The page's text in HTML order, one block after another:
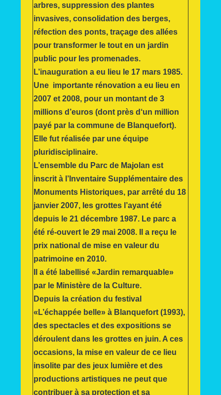
arbres, suppression des plantes
invasives, consolidation des berges,
réfection des ponts, traçage des allées
pour transformer le tout en un jardin
public pour les promenades.
L’inauguration a eu lieu le 17 mars 1985.
Une importante rénovation a eu lieu en
2007 et 2008, pour un montant de 3
millions d’euros (dont près d‘un million
payé par la commune de Blanquefort).
Elle fut réalisée par une équipe
pluridisciplinaire.
L’ensemble du Parc de Majolan est
inscrit à l’Inventaire Supplémentaire des
Monuments Historiques, par arrêté du 18
janvier 2007, les grottes l’ayant été
depuis le 21 décembre 1987. Le parc a
été ré-ouvert le 29 mai 2008. Il a reçu le
prix national de mise en valeur du
patrimoine en 2010.
Il a été labellisé «Jardin remarquable»
par le Ministère de la Culture.
Depuis la création du festival
«L’échappée belle» à Blanquefort (1993),
des spectacles et des expositions se
déroulent dans les grottes en juin. A ces
occasions, la mise en valeur de ce lieu
insolite par des jeux lumière et des
productions artistiques ne peut que
contribuer à sa protection et sa